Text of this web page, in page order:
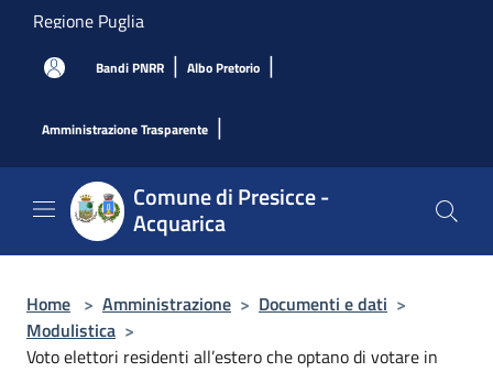
Salta al contenuto principale
Regione Puglia
Bandi PNRR | Albo Pretorio |
Amministrazione Trasparente |
Comune di Presicce -
Acquarica
Home > Amministrazione > Documenti e dati >
Modulistica >
Voto elettori residenti all’estero che optano di votare in